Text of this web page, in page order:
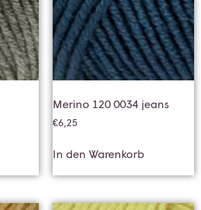
Merino 120 0034 jeans
€6,25
In den Warenkorb